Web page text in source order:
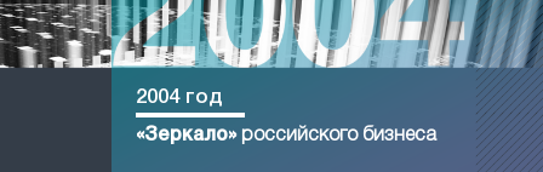
2004 год
«Зеркало»российского бизнеса